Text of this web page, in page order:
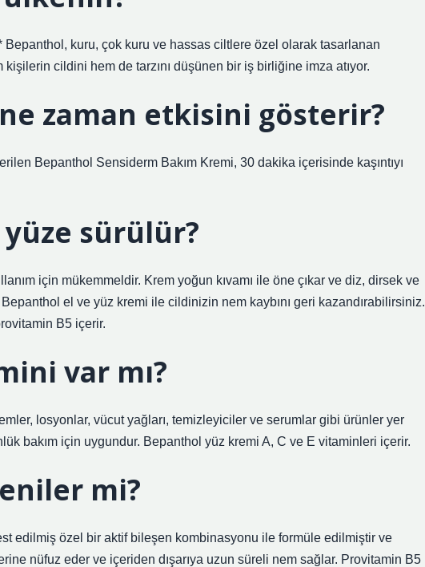
Bepanthol, kuru, çok kuru ve hassas ciltlere özel olarak tasarlanan
cildini hem de tarzını düşünen bir iş birliğine imza atıyor.
zaman etkisini gösterir?
Bepanthol Sensiderm Bakım Kremi, 30 dakika içerisinde kaşıntıyı
sürülür?
için mükemmeldir. Krem yoğun kıvamı ile öne çıkar ve diz, dirsek ve
Bepanthol el ve yüz kremi ile cildinizin nem kaybını geri kazandırabilirsiniz.
B5 içerir.
var mı?
losyonlar, vücut yağları, temizleyiciler ve serumlar gibi ürünler yer
bakım için uygundur. Bepanthol yüz kremi A, C ve E vitaminleri içerir.
mi?
edilmiş özel bir aktif bileşen kombinasyonu ile formüle edilmiştir ve
nüfuz eder ve içeriden dışarıya uzun süreli nem sağlar. Provitamin B5